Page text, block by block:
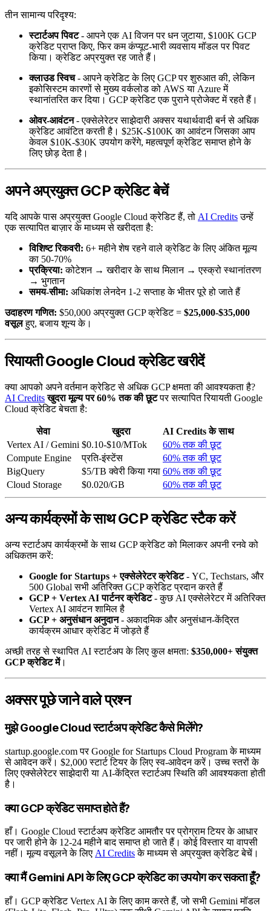
तीन सामान्य परिदृश्य:
स्टार्टअप पिवट- आपने एक AI विजन पर धन जुटाया, $100K GCP
क्रेडिट प्राप्त किए, फिर कम कंप्यूट-भारी व्यवसाय मॉडल पर पिवट
किया। क्रेडिट अप्रयुक्त रह जाते हैं।
क्लाउड स्विच- आपने क्रेडिट के लिए GCP पर शुरुआत की, लेकिन
इकोसिस्टम कारणों से मुख्य वर्कलोड को AWS या Azure में
स्थानांतरित कर दिया। GCP क्रेडिट एक पुराने प्रोजेक्ट में रहते हैं।
ओवर-आवंटन- एक्सेलेरेटर साझेदारी अक्सर यथार्थवादी बर्न से अधिक
क्रेडिट आवंटित करती है। $25K-$100K का आवंटन जिसका आप
केवल $10K-$30K उपयोग करेंगे, महत्वपूर्ण क्रेडिट समाप्त होने के
लिए छोड़ देता है।
अपने अप्रयुक्त GCP क्रेडिट बेचें
यदि आपके पास अप्रयुक्त Google Cloud क्रेडिट हैं, तो AI Creditsउन्हें
एक सत्यापित बाज़ार के माध्यम से खरीदता है:
विशिष्ट रिकवरी: 6+ महीने शेष रहने वाले क्रेडिट के लिए अंकित मूल्य
का 50-70%
प्रक्रिया: कोटेशन → खरीदार के साथ मिलान → एस्क्रो स्थानांतरण
→ भुगतान
समय-सीमा: अधिकांश लेनदेन 1-2 सप्ताह के भीतर पूरे हो जाते हैं
उदाहरण गणित: $50,000 अप्रयुक्त GCP क्रेडिट = $25,000-$35,000
वसूलहुए, बजाय शून्य के।
रियायती Google Cloud क्रेडिट खरीदें
क्या आपको अपने वर्तमान क्रेडिट से अधिक GCP क्षमता की आवश्यकता है?
AI Credits खुदरा मूल्य पर 60% तक की छूटपर सत्यापित रियायती Google
Cloud क्रेडिट बेचता है:
सेवा खुदरा
AI Credits के साथ
Vertex AI / Gemini $0.10-$10/MTok
60% तक की छूट
Compute Engine
प्रति-इंस्टेंस
60% तक की छूट
BigQuery
$5/TB क्वेरी किया गया 60% तक की छूट
Cloud Storage
$0.020/GB 60% तक की छूट
अन्य कार्यक्रमों के साथ GCP क्रेडिट स्टैक करें
अन्य स्टार्टअप कार्यक्रमों के साथ GCP क्रेडिट को मिलाकर अपनी रनवे को
अधिकतम करें:
Google for Startups + एक्सेलेरेटर क्रेडिट- YC, Techstars, और
500 Global सभी अतिरिक्त GCP क्रेडिट प्रदान करते हैं
GCP + Vertex AI पार्टनर क्रेडिट- कुछ AI एक्सेलेरेटर में अतिरिक्त
Vertex AI आवंटन शामिल है
GCP + अनुसंधान अनुदान- अकादमिक और अनुसंधान-केंद्रित
कार्यक्रम आधार क्रेडिट में जोड़ते हैं
अच्छी तरह से स्थापित AI स्टार्टअप के लिए कुल क्षमता: $350,000+ संयुक्त
GCP क्रेडिट में।
अक्सर पूछे जाने वाले प्रश्न
मुझे Google Cloud स्टार्टअप क्रेडिट कैसे मिलेंगे?
startup.google.com पर Google for Startups Cloud Program के माध्यम
से आवेदन करें। $2,000 स्टार्ट टियर के लिए स्व-आवेदन करें। उच्च स्तरों के
लिए एक्सेलेरेटर साझेदारी या AI-केंद्रित स्टार्टअप स्थिति की आवश्यकता होती
है।
क्या GCP क्रेडिट समाप्त होते हैं?
हाँ। Google Cloud स्टार्टअप क्रेडिट आमतौर पर प्रोग्राम टियर के आधार
पर जारी होने के 12-24 महीने बाद समाप्त हो जाते हैं। कोई विस्तार या वापसी
नहीं। मूल्य वसूलने के लिए AI Creditsके माध्यम से अप्रयुक्त क्रेडिट बेचें।
क्या मैं Gemini API के लिए GCP क्रेडिट का उपयोग कर सकता हूँ?
हाँ। GCP क्रेडिट Vertex AI के लिए काम करते हैं, जो सभी Gemini मॉडल